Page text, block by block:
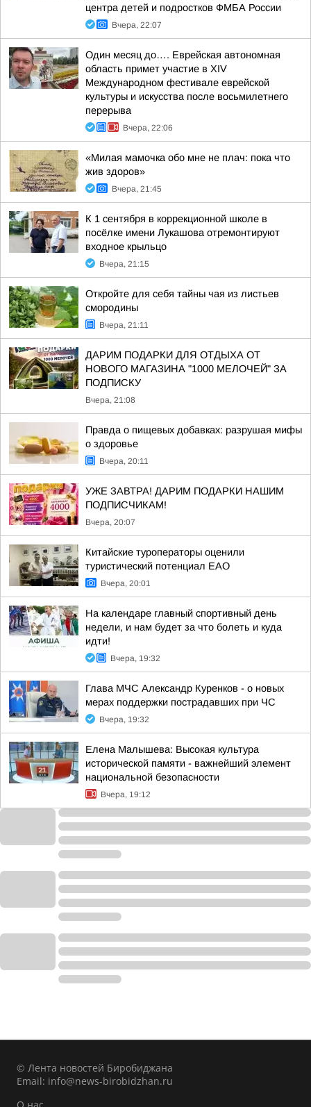
центра детей и подростков ФМБА России
Вчера, 22:07
Один месяц до…. Еврейская автономная
область примет участие в XIV
Международном фестивале еврейской
культуры и искусства после восьмилетнего
перерыва
Вчера, 22:06
«Милая мамочка обо мне не плач: пока что
жив здоров»
Вчера, 21:45
К 1 сентября в коррекционной школе в
посёлке имени Лукашова отремонтируют
входное крыльцо
Вчера, 21:15
Откройте для себя тайны чая из листьев
смородины
Вчера, 21:11
ДАРИМ ПОДАРКИ ДЛЯ ОТДЫХА ОТ
НОВОГО МАГАЗИНА "1000 МЕЛОЧЕЙ" ЗА
ПОДПИСКУ
Вчера, 21:08
Правда о пищевых добавках: разрушая мифы
о здоровье
Вчера, 20:11
УЖЕ ЗАВТРА! ДАРИМ ПОДАРКИ НАШИМ
ПОДПИСЧИКАМ!
Вчера, 20:07
Китайские туроператоры оценили
туристический потенциал ЕАО
Вчера, 20:01
На календаре главный спортивный день
недели, и нам будет за что болеть и куда
идти!
Вчера, 19:32
Глава МЧС Александр Куренков - о новых
мерах поддержки пострадавших при ЧС
Вчера, 19:32
Елена Малышева: Высокая культура
исторической памяти - важнейший элемент
национальной безопасности
Вчера, 19:12
© Лента новостей Биробиджана
Email: info@news-birobidzhan.ru